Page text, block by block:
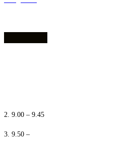
2. 9.00 – 9.45
3. 9.50 –